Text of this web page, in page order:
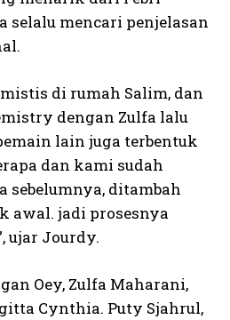
selalu mencari penjelasan
di rumah Salim, dan
dengan Zulfa lalu
lain juga terbentuk
dan kami sudah
sebelumnya, ditambah
awal. jadi prosesnya
ujar Jourdy.
Oey, Zulfa Maharani,
Cynthia. Puty Sjahrul,